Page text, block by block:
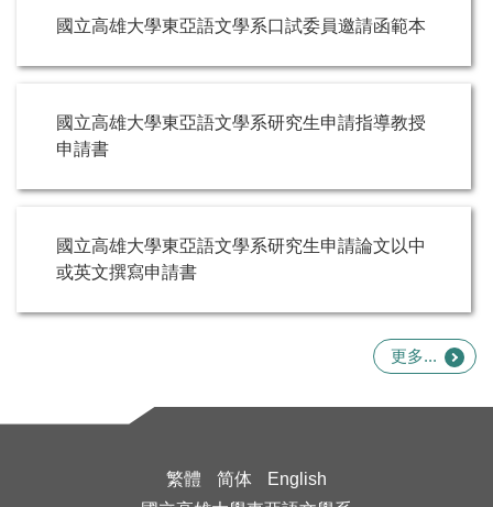
國立高雄大學東亞語文學系口試委員邀請函範本
國立高雄大學東亞語文學系研究生申請指導教授
申請書
國立高雄大學東亞語文學系研究生申請論文以中
或英文撰寫申請書
更多...
繁體 简体
English